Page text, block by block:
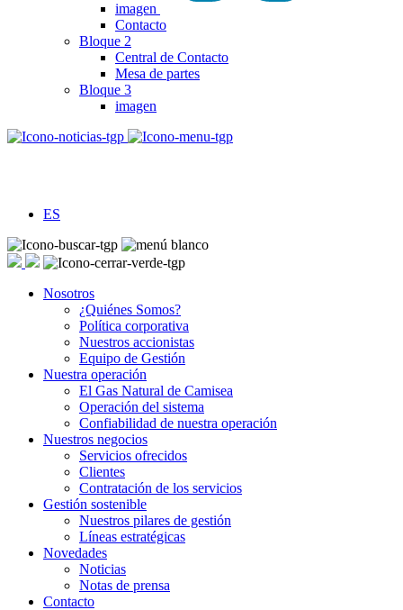
imagen
Contacto
Bloque 2
Central de Contacto
Mesa de partes
Bloque 3
imagen
ES
Nosotros
¿Quiénes Somos?
Política corporativa
Nuestros accionistas
Equipo de Gestión
Nuestra operación
El Gas Natural de Camisea
Operación del sistema
Confiabilidad de nuestra operación
Nuestros negocios
Servicios ofrecidos
Clientes
Contratación de los servicios
Gestión sostenible
Nuestros pilares de gestión
Líneas estratégicas
Novedades
Noticias
Notas de prensa
Contacto